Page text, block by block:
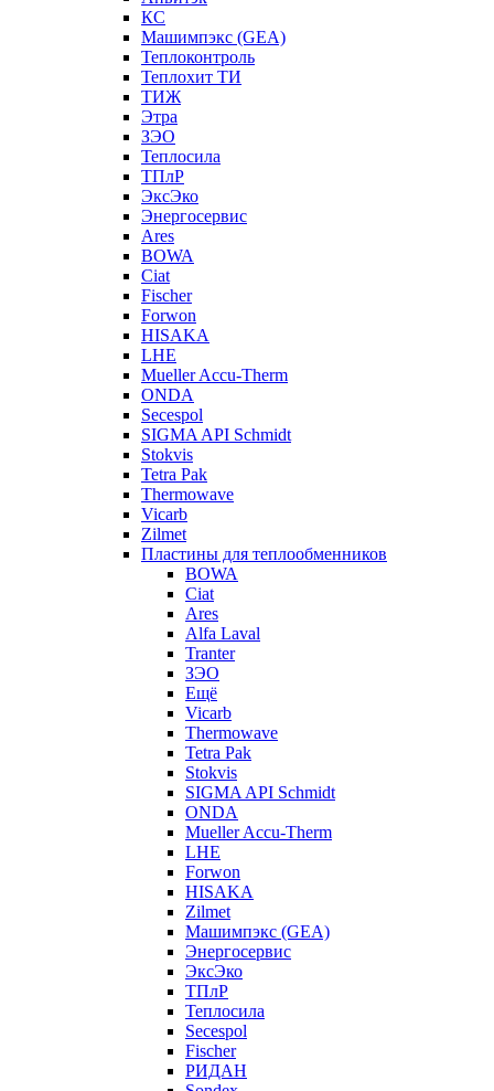
КС
Машимпэкс (GEA)
Теплоконтроль
Теплохит ТИ
ТИЖ
Этра
ЗЭО
Теплосила
ТПлР
ЭксЭко
Энергосервис
Ares
BOWA
Ciat
Fischer
Forwon
HISAKA
LHE
Mueller Accu-Therm
ONDA
Secespol
SIGMA API Schmidt
Stokvis
Tetra Pak
Thermowave
Vicarb
Zilmet
Пластины для теплообменников
BOWA
Ciat
Ares
Alfa Laval
Tranter
ЗЭО
Ещё
Vicarb
Thermowave
Tetra Pak
Stokvis
SIGMA API Schmidt
ONDA
Mueller Accu-Therm
LHE
Forwon
HISAKA
Zilmet
Машимпэкс (GEA)
Энергосервис
ЭксЭко
ТПлР
Теплосила
Secespol
Fischer
РИДАН